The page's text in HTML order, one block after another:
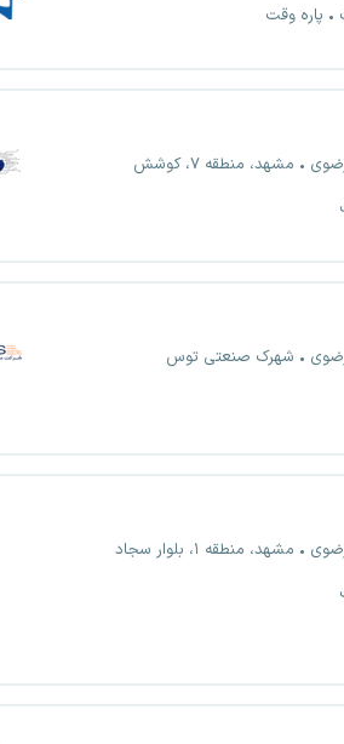
پاره وقت
مشهد، منطقه ۷، کوشش
شهرک صنعتی توس
مشهد، منطقه ۱، بلوار سجاد